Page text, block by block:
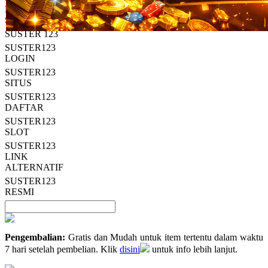
Read
13
Reviews.
Tautan
halaman
yang
sama.
HT OFFICIAL
SUSTER123
SUSTER 123
SUSTER123
LOGIN
SUSTER123
SITUS
SUSTER123
DAFTAR
SUSTER123
SLOT
SUSTER123
LINK
ALTERNATIF
SUSTER123
RESMI
Pengembalian: Gratis dan Mudah untuk item tertentu dalam waktu
7 hari setelah pembelian. Klik disini untuk info lebih lanjut.